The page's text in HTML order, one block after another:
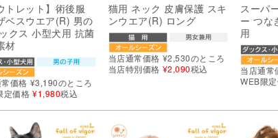
トレット】術後服
ベスウエア(R) 男の
クス 小型犬用 抗菌
材
価格 ¥3,190のところ
定価格 ¥1,980税込
猫用 ネック 皮膚保護 スキ
ンウエア(R) ロング
当店通常価格 ¥2,530のところ
当店特別価格 ¥2,090税込
スーパ
ー つな
用
当店通常
WEB限